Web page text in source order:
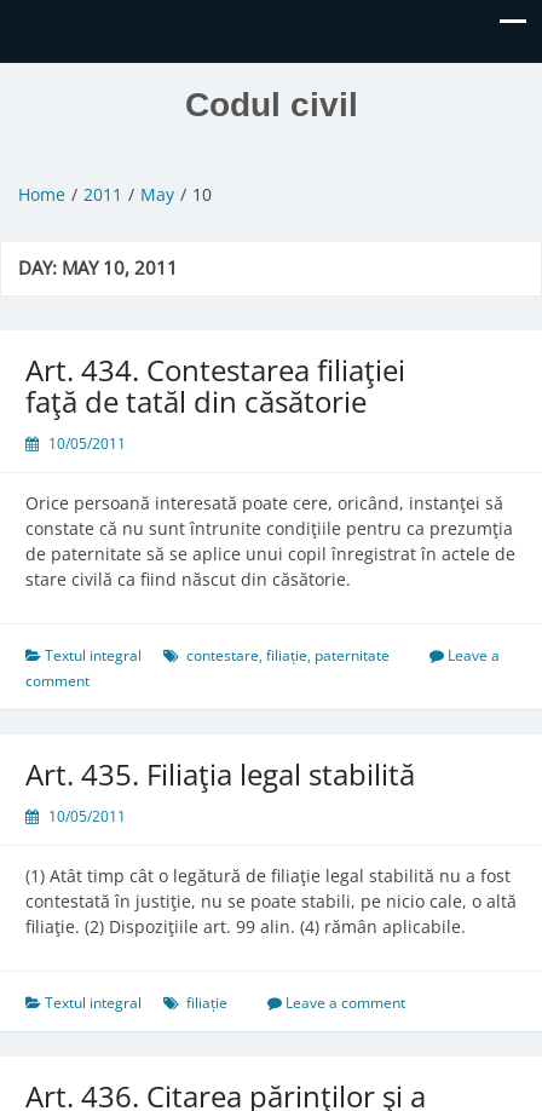
Codul civil
Home 2011 May 10
DAY: MAY 10, 2011
Art. 434. Contestarea filiaţiei
faţă de tatăl din căsătorie
10/05/2011
Orice persoană interesată poate cere, oricând, instanţei să
constate că nu sunt întrunite condiţiile pentru ca prezumţia
de paternitate să se aplice unui copil înregistrat în actele de
stare civilă ca fiind născut din căsătorie.
Textul integral contestare,filiație, paternitate
Leave a
comment
Art. 435. Filiaţia legal stabilită
10/05/2011
(1) Atât timp cât o legătură de filiaţie legal stabilită nu a fost
contestată în justiţie, nu se poate stabili, pe nicio cale, o altă
filiaţie. (2) Dispoziţiile art. 99 alin. (4) rămân aplicabile.
Textul integral filiație Leave a comment
Art. 436. Citarea părinţilor şi a